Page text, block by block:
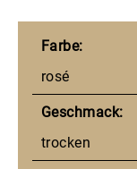
Farbe:
rosé
Geschmack:
trocken